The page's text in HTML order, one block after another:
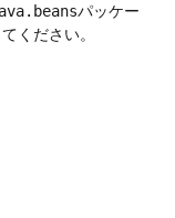
パッケー
ください。